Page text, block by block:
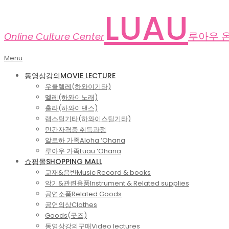
Online Culture Center LUAU 루아우
Primary
Menu
Menu
동영상강의MOVIE LECTURE
우쿨렐레(하와이기타)
멜레(하와이노래)
훌라(하와이댄스)
랩스틸기타(하와이스틸기타)
민간자격증 취득과정
알로하 가족Aloha ‘Ohana
루아우 가족Luau ‘Ohana
쇼핑몰SHOPPING MALL
교재&음반Music Record & books
악기&관련용품Instrument & Related supplies
공연소품Related Goods
공연의상Clothes
Goods(굿즈)
동영상강의구매Video lectures